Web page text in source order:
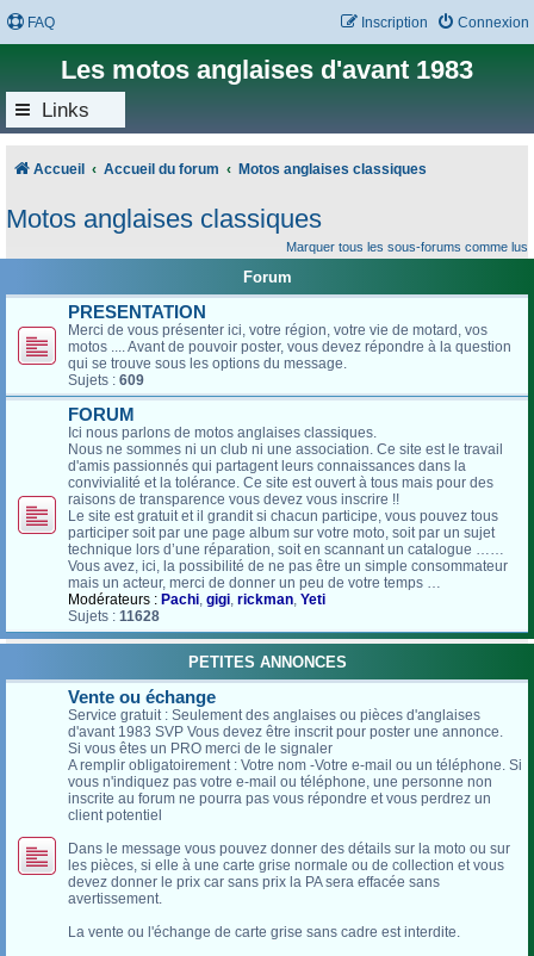
FAQ Connexion
Inscription
Les motos anglaises d'avant 1983
Links
Accueil Accueil du forum Motos anglaises classiques
Motos anglaises classiques
Marquer tous les sous-forums comme lus
Forum
PRESENTATION
Merci de vous présenter ici, votre région, votre vie de motard, vos
motos .... Avant de pouvoir poster, vous devez répondre à la question
qui se trouve sous les options du message.
Sujets : 609
FORUM
Ici nous parlons de motos anglaises classiques.
Nous ne sommes ni un club ni une association. Ce site est le travail
d'amis passionnés qui partagent leurs connaissances dans la
convivialité et la tolérance. Ce site est ouvert à tous mais pour des
raisons de transparence vous devez vous inscrire !!
Le site est gratuit et il grandit si chacun participe, vous pouvez tous
participer soit par une page album sur votre moto, soit par un sujet
technique lors d’une réparation, soit en scannant un catalogue ……
Vous avez, ici, la possibilité de ne pas être un simple consommateur
mais un acteur, merci de donner un peu de votre temps …
Modérateurs : Pachi, gigi, rickman, Yeti
Sujets : 11628
PETITES ANNONCES
Vente ou échange
Service gratuit : Seulement des anglaises ou pièces d'anglaises
d'avant 1983 SVP Vous devez être inscrit pour poster une annonce.
Si vous êtes un PRO merci de le signaler
A remplir obligatoirement : Votre nom -Votre e-mail ou un téléphone. Si
vous n'indiquez pas votre e-mail ou téléphone, une personne non
inscrite au forum ne pourra pas vous répondre et vous perdrez un
client potentiel
Dans le message vous pouvez donner des détails sur la moto ou sur
les pièces, si elle à une carte grise normale ou de collection et vous
devez donner le prix car sans prix la PA sera effacée sans
avertissement.
La vente ou l'échange de carte grise sans cadre est interdite.